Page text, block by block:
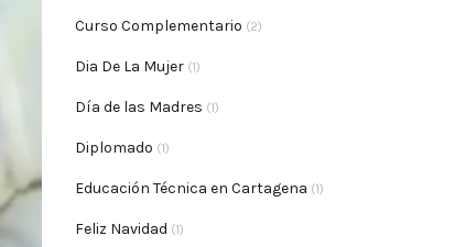
Curso Complementario (2)
Dia De La Mujer(1)
Día de las Madres (1)
Diplomado (1)
Educación Técnica en Cartagena (1)
Feliz Navidad (1)